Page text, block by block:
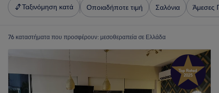
Ταξινόμηση κατά Οποιαδήποτε τιμή Σαλόνια Άμεσες
76 καταστήματα που προσφέρουν: μεσοθεραπεία σε Ελλάδα